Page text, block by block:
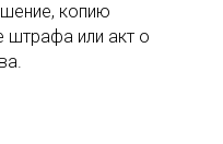
копию
штрафа или акт о